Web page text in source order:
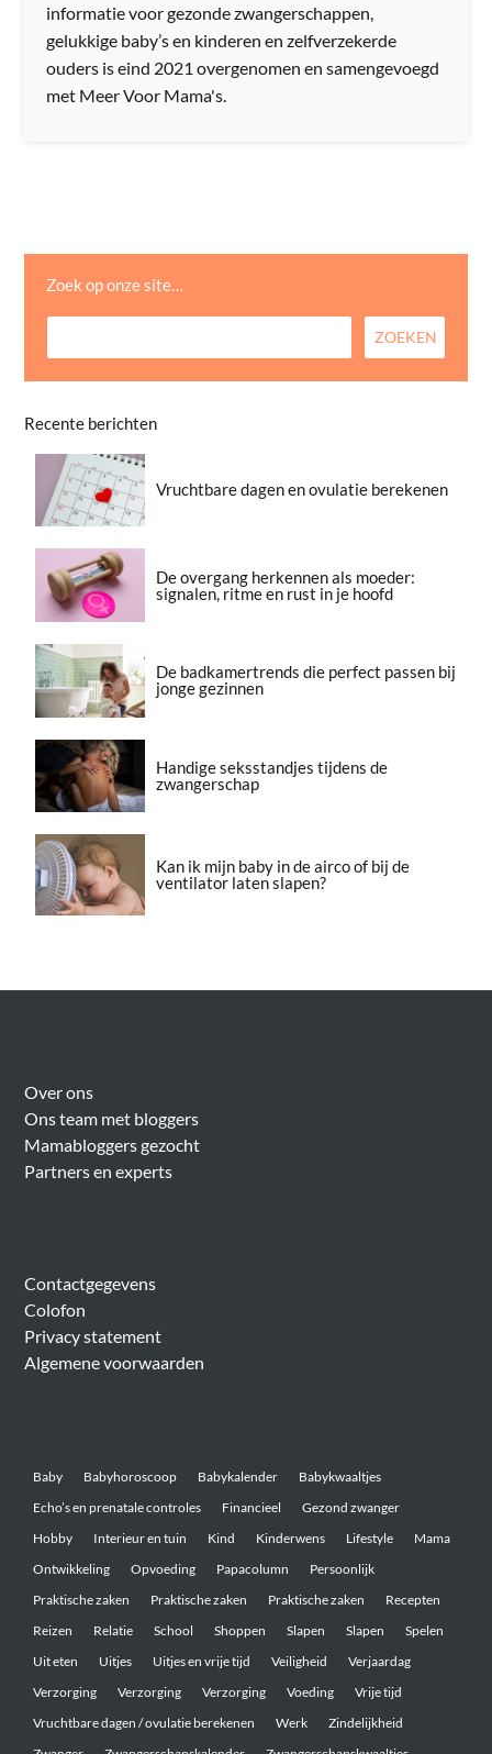
informatie voor gezonde zwangerschappen,
gelukkige baby’s en kinderen en zelfverzekerde
ouders is eind 2021 overgenomen en samengevoegd
met Meer Voor Mama's.
Zoek op onze site…
Recente berichten
Vruchtbare dagen en ovulatie berekenen
De overgang herkennen als moeder:
signalen, ritme en rust in je hoofd
De badkamertrends die perfect passen bij
jonge gezinnen
Handige seksstandjes tijdens de
zwangerschap
Kan ik mijn baby in de airco of bij de
ventilator laten slapen?
Over ons
Ons team met bloggers
Mamabloggers gezocht
Partners en experts
Contactgegevens
Colofon
Privacy statement
Algemene voorwaarden
Baby Babyhoroscoop Babykalender
Babykwaaltjes
Echo’s en prenatale controles
Financieel
Gezond zwanger
Hobby
Interieur en tuin Kind Kinderwens Lifestyle
Mama
Ontwikkeling
Opvoeding Papacolumn
Persoonlijk
Praktische zaken
Praktische zaken Praktische zaken
Recepten
Reizen
Relatie School Shoppen Slapen Slapen
Spelen
Uit eten
Uitjes Uitjes en vrije tijd Veiligheid
Verjaardag
Verzorging
Verzorging Verzorging Voeding
Vrije tijd
Vruchtbare dagen / ovulatie berekenen
Werk
Zindelijkheid